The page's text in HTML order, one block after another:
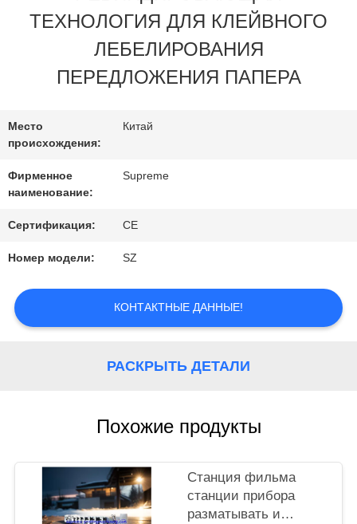
ЗАВОДУ
КОНТРОЛЬ
С
НАМИ
ЗАПРОСИТЕ
ЦИТАТУ
ПОЛИТИКА
КОНФИДЕНЦИАЛЬНОСТИ
ТЕХНОЛОГИЯ ДЛЯ КЛЕЙВНОГО
ЛЕБЕЛИРОВАНИЯ
ПЕРЕДЛОЖЕНИЯ ПАПЕРА
Место
происхождения:
Китай
Фирменное
наименование:
Supreme
Сертификация: CE
Номер модели: SZ
КОНТАКТНЫЕ ДАННЫЕ!
РАСКРЫТЬ ДЕТАЛИ
Похожие продукты
Станция фильма
станции прибора
разматывать и